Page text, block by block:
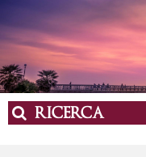
RICERCA